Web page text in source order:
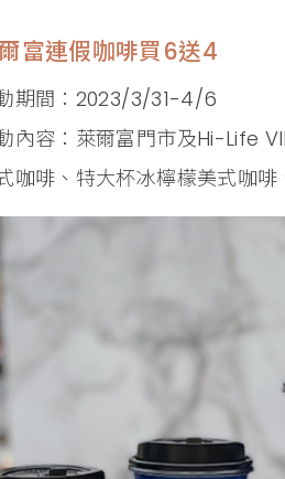
富連假咖啡買6送4
期間：2023/3/31-4/6
內容：萊爾富門市及Hi-Life
咖啡、特大杯冰檸檬美式咖